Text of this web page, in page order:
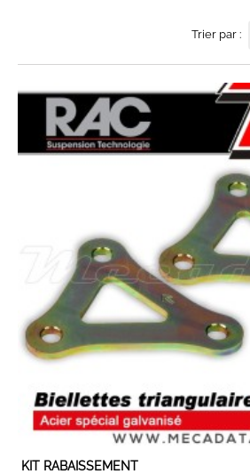
Trier par :
KIT RABAISSEMENT